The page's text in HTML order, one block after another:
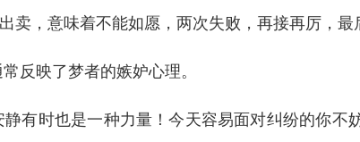
卖，意味着不能如愿，两次失败，再接再厉，最
反映了梦者的嫉妒心理。
有时也是一种力量！今天容易面对纠纷的你不